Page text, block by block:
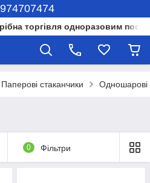
торгівля одноразовим
Паперові стаканчики Одношарові
0 Фільтри